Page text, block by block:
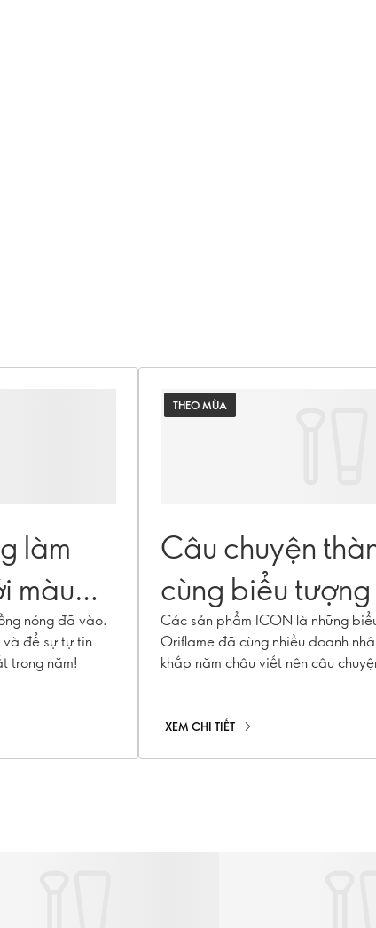
làm
màu
nóng đã vào.
để sự tự tin
trong năm!
THEO MÙA
Câu chuyện
cùng biểu
Oriflame
Các sản phẩm ICON là những
Oriflame đã cùng nhiều doanh
khắp năm châu viết nên câu
XEM CHI TIẾT